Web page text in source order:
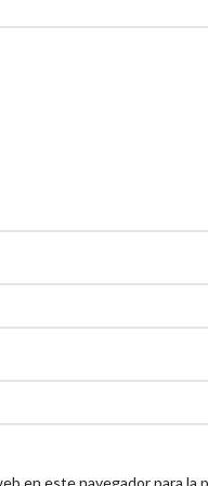
en este navegador para la